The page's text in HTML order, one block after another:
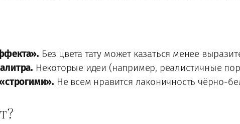
Без цвета тату может казаться менее
Некоторые идеи (например, реалистичные
Не всем нравится лаконичность чёрно-